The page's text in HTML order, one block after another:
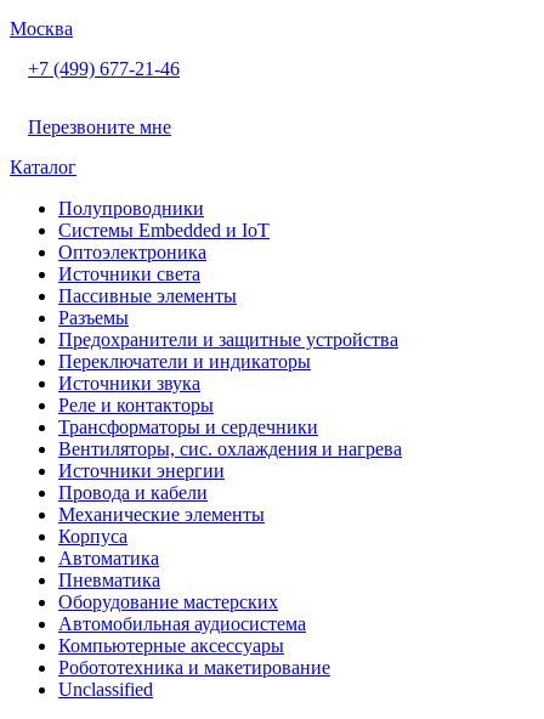
Москва
+7 (499) 677-21-46
Перезвоните мне
Каталог
Полупроводники
Системы Embedded и IoT
Oптоэлектроника
Источники света
Пассивные элементы
Разъeмы
Предохранители и защитные устройства
Переключатели и индикаторы
Источники звука
Реле и контакторы
Трансформаторы и сердечники
Вентиляторы, сис. охлаждения и нагрева
Источники энергии
Провода и кабели
Механические элементы
Корпуса
Автоматика
Пневматика
Оборудование мастерских
Автомобильная аудиосистема
Компьютерные аксессуары
Робототехника и макетирование
Unclassified